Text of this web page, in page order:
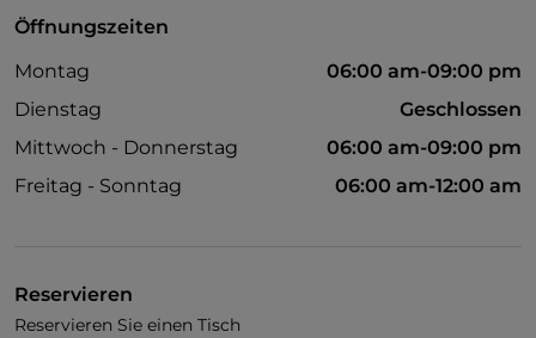
Bezahlung mit Satispay
Parkplatz
Visa
Öffnungszeiten
Montag
06:00 am-09:00 pm
Dienstag
Geschlossen
Mittwoch - Donnerstag
06:00 am-09:00 pm
Freitag - Sonntag
06:00 am-12:00 am
Reservieren
Reservieren Sie einen Tisch